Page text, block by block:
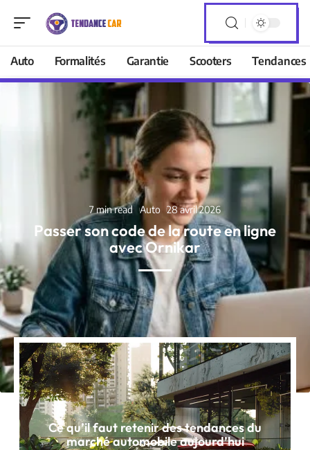
Auto Formalités Garantie Scooters Tendances
7 min read Auto 28 avril 2026
Passer son code de la route en ligne
avec Ornikar
Ce qu’il faut retenir des tendances du
marché automobile aujourd’hui